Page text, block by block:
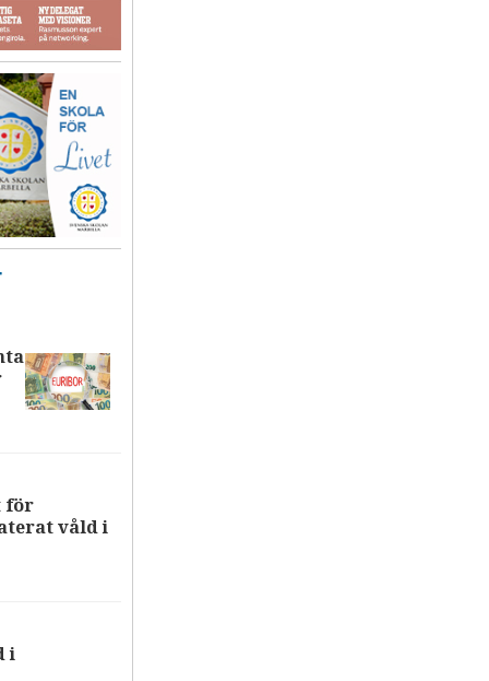
för
våld i
i